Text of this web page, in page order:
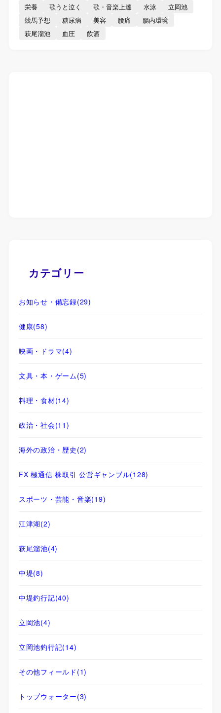
栄養 歌うと泣く 歌・音楽上達 水泳
立岡池
競馬予想
糖尿病 美容 腰痛
腸内環境
萩尾溜池
血圧 飲酒
カテゴリー
お知らせ・備忘録(29)
健康(58)
映画・ドラマ(4)
文具・本・ゲーム(5)
料理・食材(14)
政治・社会(11)
海外の政治・歴史 (2)
FX 極通信 株取引 公営ギャンブル(128)
スポーツ・芸能・音楽(19)
江津湖(2)
萩尾溜池(4)
中堤(8)
中堤釣行記(40)
立岡池(4)
立岡池釣行記(14)
その他フィールド (1)
トップウォーター(3)